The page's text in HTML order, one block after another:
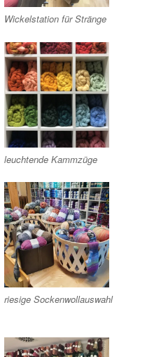
Wickelstation für Stränge
leuchtende Kammzüge
riesige Sockenwollauswahl